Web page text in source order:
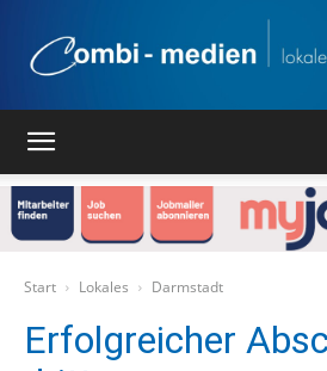
Start Lokales Darmstadt
Erfolgreicher